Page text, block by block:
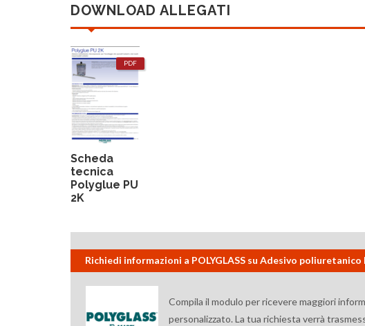
DOWNLOAD ALLEGATI
PDF
Scheda
tecnica
Polyglue PU
2K
Richiedi informazioni a POLYGLASS su Adesivo poliuretanico
Compila il modulo per ricevere maggiori
personalizzato. La tua richiesta verrà